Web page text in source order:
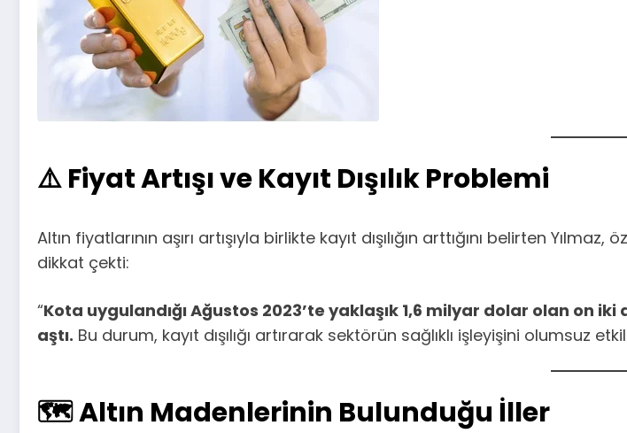
⚠️ Fiyat Artışı ve Kayıt Dışılık Problemi
Altın fiyatlarının aşırı artışıyla birlikte kayıt dışılığın arttığını belirten
dikkat çekti:
“Kota uygulandığı Ağustos 2023’te yaklaşık 1,6 milyar dolar olan on
aştı. Bu durum, kayıt dışılığı artırarak sektörün sağlıklı işleyişini olumsuz
🗺️ Altın Madenlerinin Bulunduğu İller